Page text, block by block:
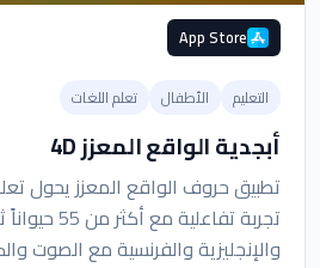
App Store
التعليم الأطفال تعلم اللغات
أبجدية الواقع المعزز 4D
تطبيق حروف الواقع المعزز يحول
تجربة
والإنجليزية والفرنسية مع الصوت